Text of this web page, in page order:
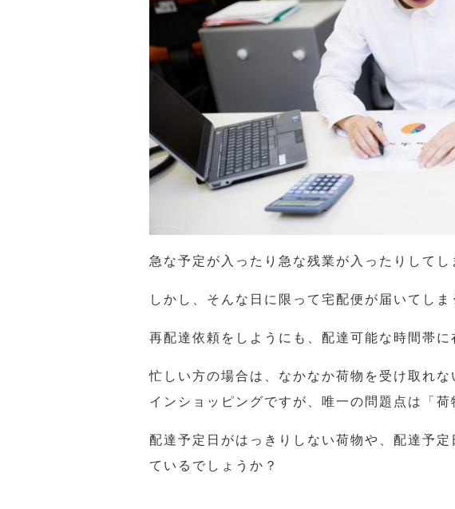
急な予定が入ったり急な残業が入ったりして
しかし、そんな日に限って宅配便が届いてし
再配達依頼をしようにも、配達可能な時間帯
忙しい方の場合は、なかなか荷物を受け取れ
インショッピングですが、唯一の問題点は「
配達予定日がはっきりしない荷物や、配達予
ているでしょうか？